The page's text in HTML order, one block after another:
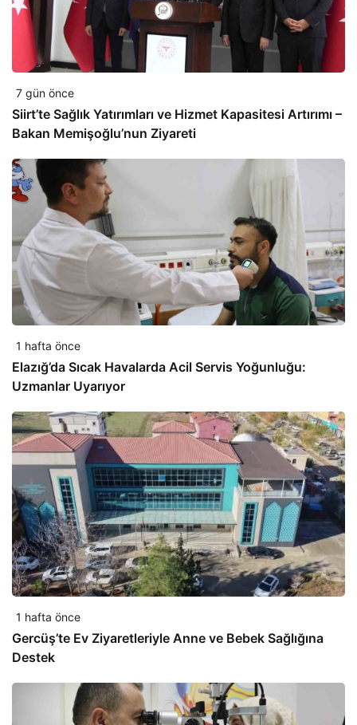
7 gün önce
Siirt’te Sağlık Yatırımları ve Hizmet Kapasitesi Artırımı –
Bakan Memişoğlu’nun Ziyareti
1 hafta önce
Elazığ’da Sıcak Havalarda Acil Servis Yoğunluğu:
Uzmanlar Uyarıyor
1 hafta önce
Gercüş’te Ev Ziyaretleriyle Anne ve Bebek Sağlığına
Destek